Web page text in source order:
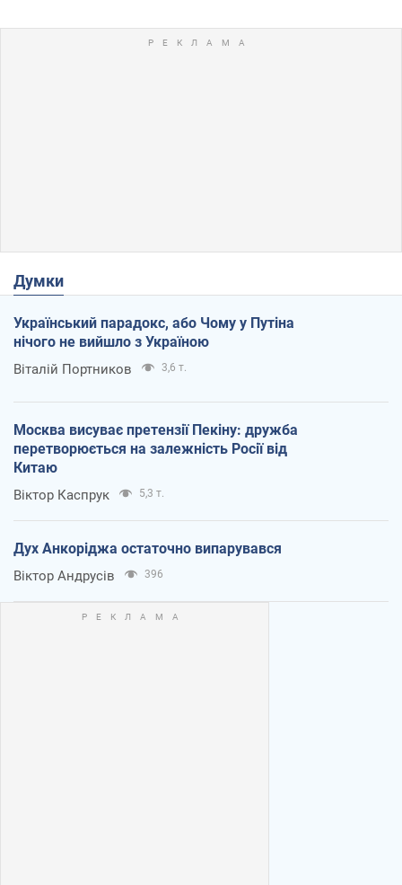
Думки
Український парадокс, або Чому у Путіна
нічого не вийшло з Україною
Віталій Портников 3,6 т.
Москва висуває претензії Пекіну: дружба
перетворюється на залежність Росії від
Китаю
Віктор Каспрук 5,3 т.
Дух Анкоріджа остаточно випарувався
Віктор Андрусів 396